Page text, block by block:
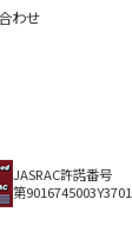
わせ
JASRAC許諾番号
第